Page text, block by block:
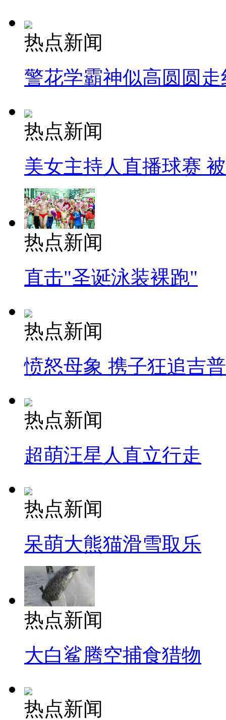
热点新闻
警花学霸神似高圆圆走
热点新闻
美女主持人直播球赛
热点新闻
直击"圣诞泳装裸跑"
热点新闻
愤怒母象 携子狂追吉
热点新闻
超萌汪星人直立行走
热点新闻
呆萌大熊猫滑雪取乐
热点新闻
大白鲨腾空捕食猎物
热点新闻